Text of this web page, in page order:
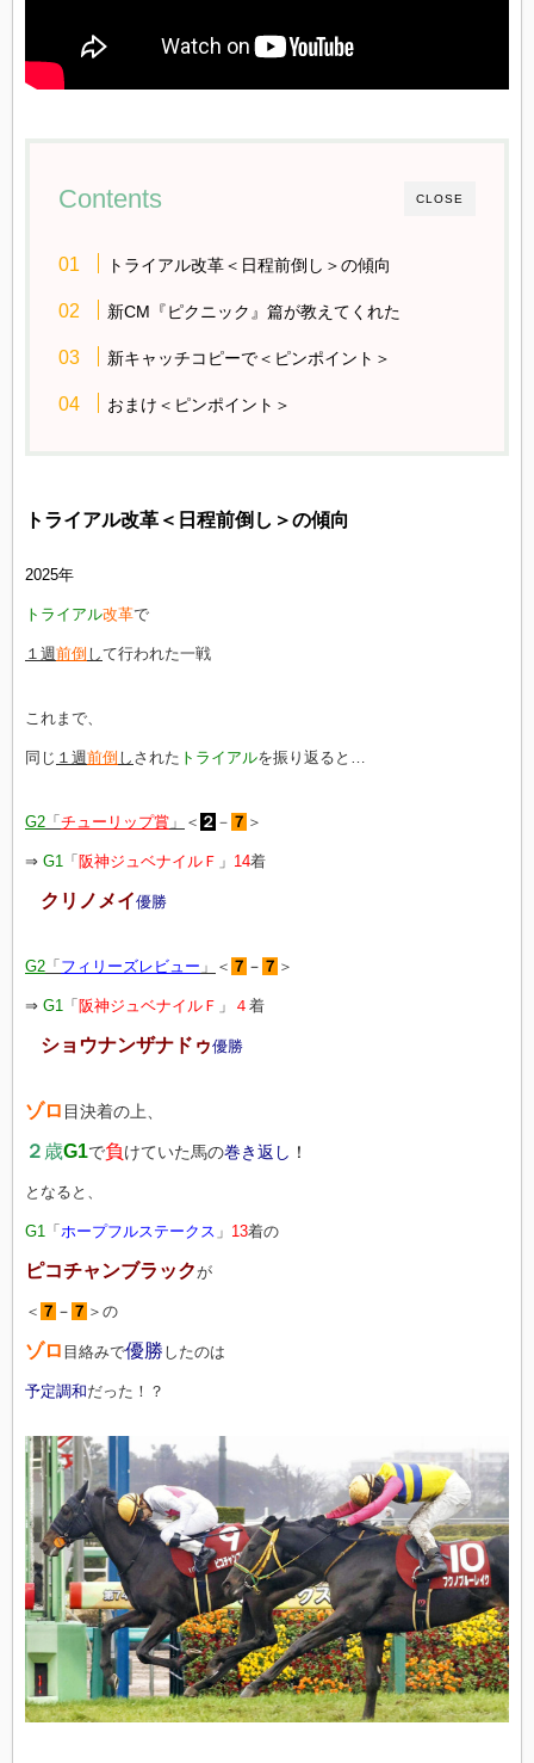
CLOSE
Contents
トライアル改革＜日程前倒し＞の傾向
新CM『ピクニック』篇が教えてくれた
新キャッチコピーで＜ピンポイント＞
おまけ＜ピンポイント＞
トライアル改革＜日程前倒し＞の傾向
2025年
トライアル改革で
１週前倒 して行われた一戦
これまで、
同じ １週前倒 し された トライアルを振り返ると…
G2 「 チューリップ賞 」 ＜ ２ － ７ ＞
⇒ G1 「 阪神ジュベナイルＦ 」 14着
クリノメイ優勝
G2 「 フィリーズレビュー 」 ＜ ７ － ７ ＞
⇒ G1 「 阪神ジュベナイルＦ 」 ４ 着
ショウナンザナドゥ優勝
ゾロ 目決着の上、
２ 歳G1で負けていた馬の巻き返し ！
となると、
G1 「 ホープフルステークス 」 13着の
ピコチャンブラックが
＜ ７ － ７ ＞の
ゾロ 目絡みで優勝 したのは
予定調和だった！？